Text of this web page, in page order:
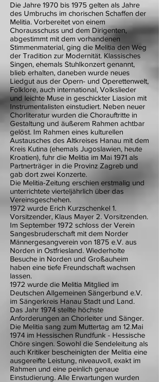
Die Jahre 1970 bis 1975 gelten als Jahre
des Umbruchs im chorischen Schaffen der
Melitia. Vorbereitet von einem
Chorausschuss und dem Dirigenten,
abgestimmt mit dem vorhandenen
Stimmenmaterial, ging die Melitia den Weg
der Tradition zur Modernität. Klassisches
Singen, ehemals Stuhlkonzert genannt,
blieb erhalten, daneben wurde neues
Liedgut aus der Opern- und Operettenwelt,
Folklore, auch international, Volkslieder
und leichte Muse in geschickter Liasion mit
Instrumentalisten einstudiert. Neben neuer
Chorliteratur wurden die Chorauftritte in
Gestaltung und äußerem Rahmen achtbar
gelöst. Im Rahmen eines kulturellen
Austausches des Altkreises Hanau mit dem
Kreis Kutina (ehemals Jugoslawien, heute
Kroatien), fuhr die Melitia im Mai 1971 als
Partnerträger in die Provinz Zagreb und
gab dort zwei Konzerte.
Die Melitia-Zeitung erschien erstmalig und
unterrichtete vierteljährlich über das
Vereinsgeschehen.
1972 wurde Erich Kurzschenkel 1.
Vorsitzender, Klaus Mayer 2. Vorsitzenden.
Im September 1972 schloss der Verein
Sangesbruderschaft mit dem Norder
Männergesangverein von 1875 e.V. aus
Norden in Ostfriesland. Wiederholte
Besuche in Norden und Großauheim
haben eine tiefe Freundschaft wachsen
lassen.
1972 wurde die Melitia Mitglied im
Deutschen Allgemeinen Sängerbund e.V.
im Sängerkreis Hanau Stadt und Land.
Das Jahr 1974 stellte höchste
Anforderungen an Chorleiter und Sänger.
Die Melitia sang zum Muttertag am 12.Mai
1974 im Hessischen Rundfunk - Hessische
Chöre singen. Sowohl die Sendeleitung als
auch Kritiker bescheinigten der Melitia eine
ausgereifte Leistung, niveauvoll, exakt im
Rahmen und eine peinlich genaue
Einstudierung. Alle Erwartungen wurden